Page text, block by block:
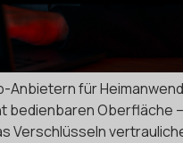
für
Oberfläche
Verschlüsseln